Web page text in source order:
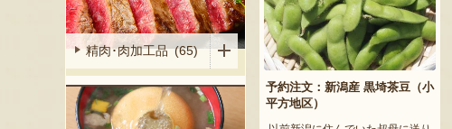
精肉･肉加工品 (65)
予約注文：新潟産 黒埼茶豆（小
平方地区）